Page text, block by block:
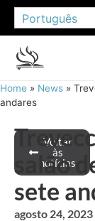
Português
Home » News »
andares
Voltar
às
notícias
salão
sete
agosto 24, 2023